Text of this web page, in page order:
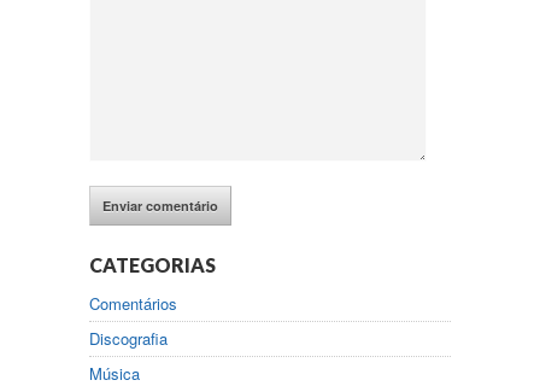
CATEGORIAS
Comentários
Discografia
Música